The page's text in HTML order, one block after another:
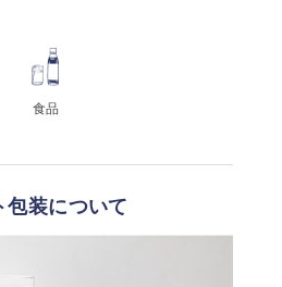
食品
包装について